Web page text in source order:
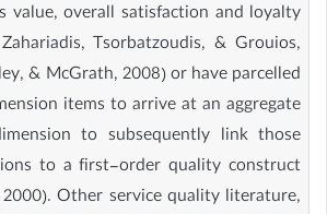
value, overall satisfaction and loyalty
Tsorbatzoudis, & Grouios,
& McGrath, 2008) or have parcelled
items to arrive at an aggregate
to subsequently link those
to a first-order quality construct
Other service quality literature,